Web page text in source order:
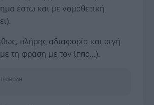
έστω και με νομοθετική
πλήρης αδιαφορία και σιγή
τη φράση με τον ίππο...).